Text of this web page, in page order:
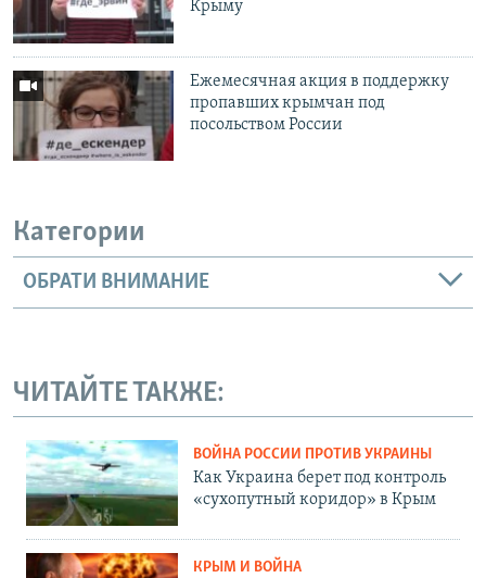
Крыму
Ежемесячная акция в поддержку
пропавших крымчан под
посольством России
Категории
ОБРАТИ ВНИМАНИЕ
ЧИТАЙТЕ ТАКЖЕ:
ВОЙНА РОССИИ ПРОТИВ УКРАИНЫ
Как Украина берет под контроль
«сухопутный коридор» в Крым
КРЫМ И ВОЙНА